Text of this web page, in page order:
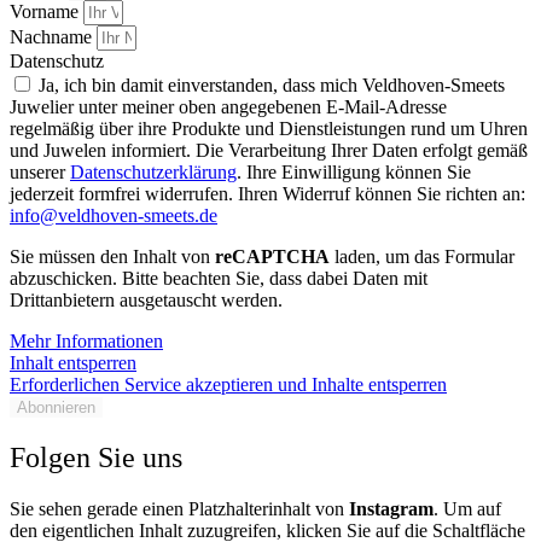
Vorname
Nachname
Datenschutz
Ja, ich bin damit einverstanden, dass mich Veldhoven-Smeets
Juwelier unter meiner oben angegebenen E-Mail-Adresse
regelmäßig über ihre Produkte und Dienstleistungen rund um Uhren
und Juwelen informiert. Die Verarbeitung Ihrer Daten erfolgt gemäß
unsererDatenschutzerklärung. Ihre Einwilligung können Sie
jederzeit formfrei widerrufen. Ihren Widerruf können Sie richten an:
info@veldhoven-smeets.de
Sie müssen den Inhalt von reCAPTCHA laden, um das Formular
abzuschicken. Bitte beachten Sie, dass dabei Daten mit
Drittanbietern ausgetauscht werden.
Mehr Informationen
Inhalt entsperren
Erforderlichen Service akzeptieren und Inhalte entsperren
Abonnieren
Folgen Sie uns
Sie sehen gerade einen Platzhalterinhalt von Instagram. Um auf
den eigentlichen Inhalt zuzugreifen, klicken Sie auf die Schaltfläche